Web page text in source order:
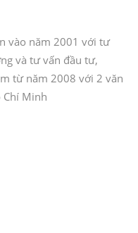
vào năm 2001 với tư
và tư vấn đầu tư,
từ năm 2008 với 2 văn
Chí Minh